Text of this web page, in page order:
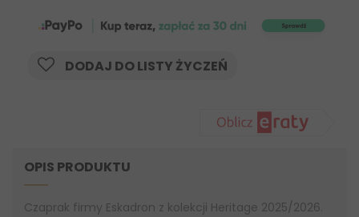
DODAJ DO LISTY ŻYCZEŃ
OPIS PRODUKTU
Czaprak firmy Eskadron z kolekcji Heritage 2025/2026.